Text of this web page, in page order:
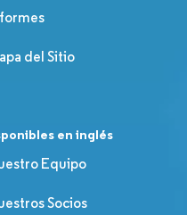
del Sitio
en inglés
Equipo
Socios